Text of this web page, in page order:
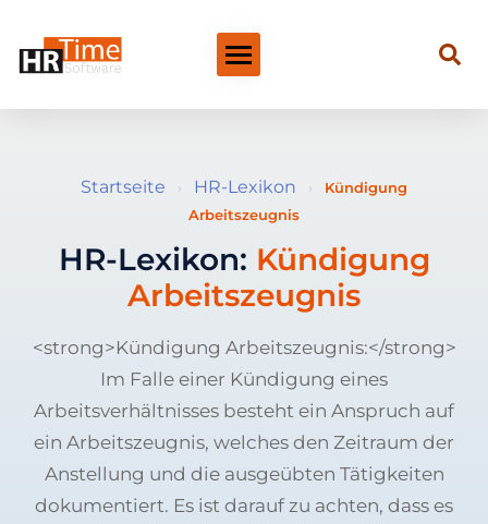
Startseite › HR-Lexikon ›
Kündigung
Arbeitszeugnis
HR-Lexikon: Kündigung
Arbeitszeugnis
<strong>Kündigung Arbeitszeugnis:</strong>
Im Falle einer Kündigung eines
Arbeitsverhältnisses besteht ein Anspruch auf
ein Arbeitszeugnis, welches den Zeitraum der
Anstellung und die ausgeübten Tätigkeiten
dokumentiert. Es ist darauf zu achten, dass es